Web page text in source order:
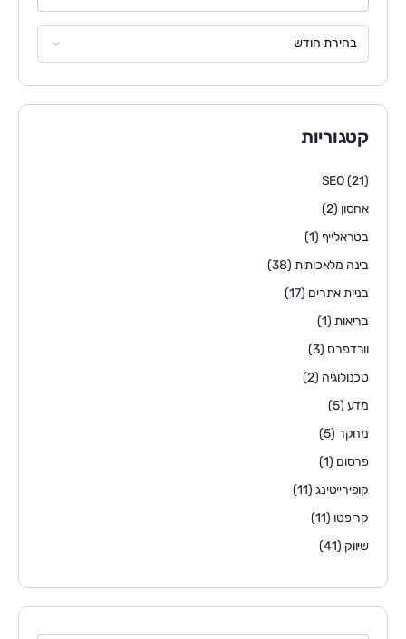
קטגוריות
SEO(21)
אחסון (2)
בטראלייף (1)
בינה מלאכותית (38)
בניית אתרים (17)
בריאות(1)
וורדפרס (3)
טכנולוגיה (2)
מדע (5)
מחקר (5)
פרסום (1)
קופירייטינג(11)
קריפטו (11)
שיווק (41)